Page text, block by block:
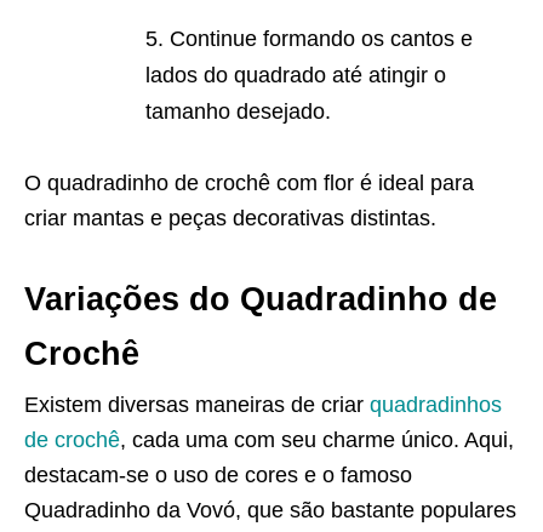
Continue formando os cantos e
lados do quadrado até atingir o
tamanho desejado.
O quadradinho de crochê com flor é ideal para
criar mantas e peças decorativas distintas.
Variações do Quadradinho de
Crochê
Existem diversas maneiras de criar quadradinhos
de crochê, cada uma com seu charme único. Aqui,
destacam-se o uso de cores e o famoso
Quadradinho da Vovó, que são bastante populares